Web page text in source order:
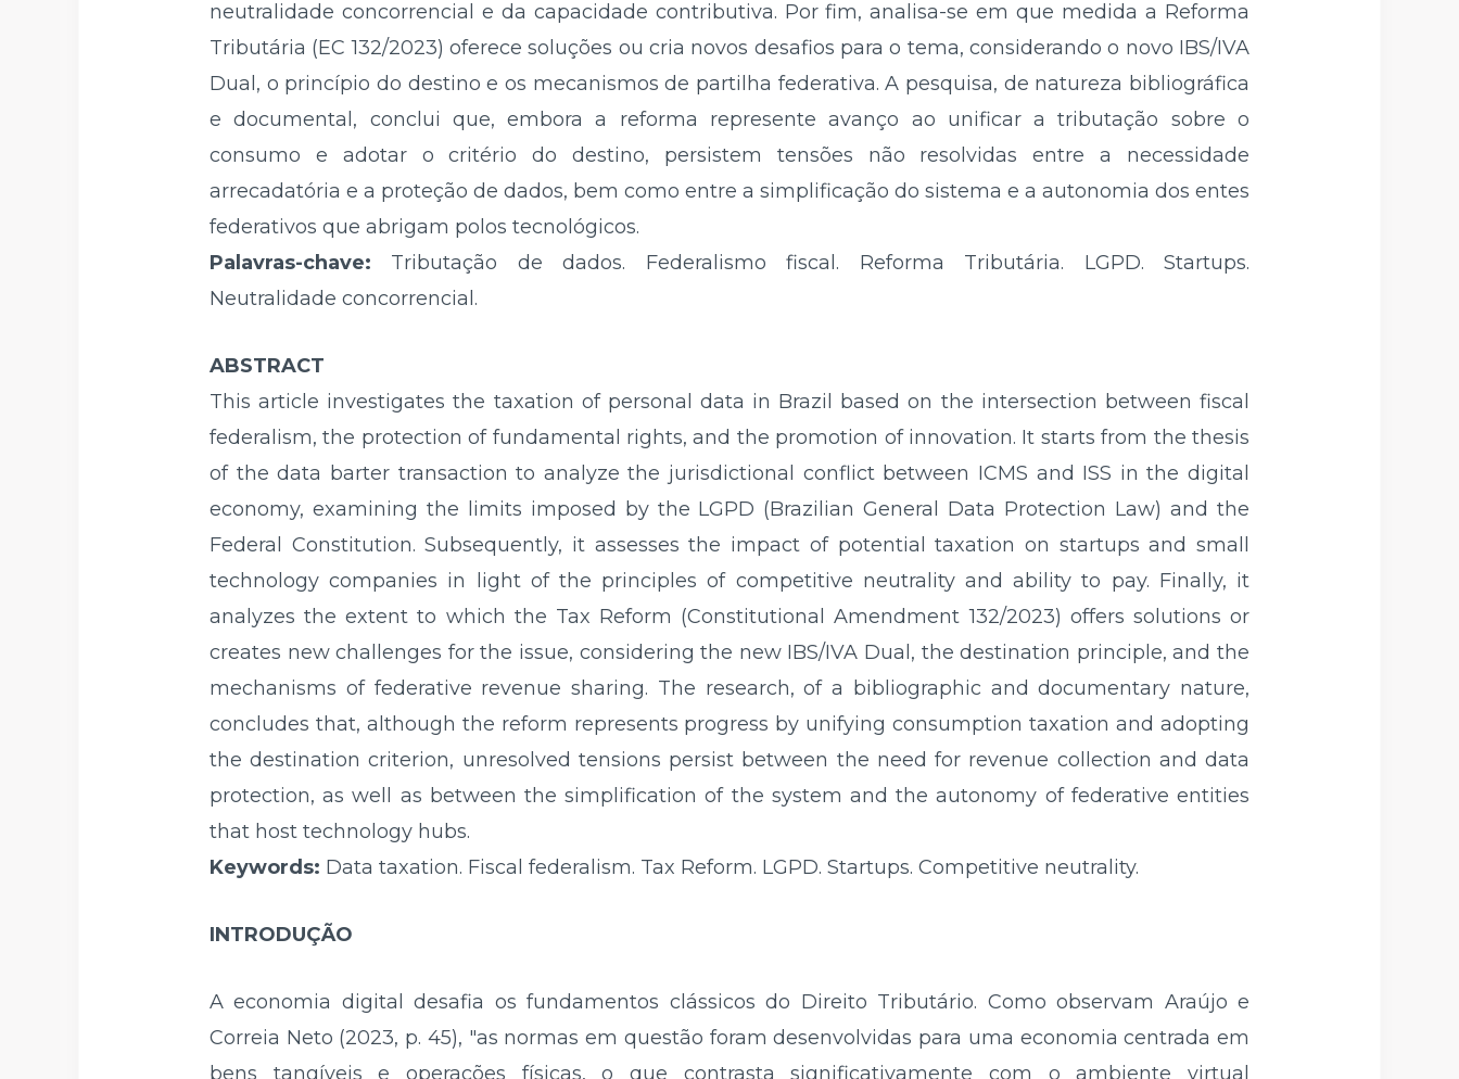
neutralidade concorrencial e da capacidade contributiva. Por fim, analisa-se em que medida a Reforma
Tributária (EC 132/2023) oferece soluções ou cria novos desafios para o tema, considerando o novo IBS/IVA
Dual, o princípio do destino e os mecanismos de partilha federativa. A pesquisa, de natureza bibliográfica
e documental, conclui que, embora a reforma represente avanço ao unificar a tributação sobre o
consumo e adotar o critério do destino, persistem tensões não resolvidas entre a necessidade
arrecadatória e a proteção de dados, bem como entre a simplificação do sistema e a autonomia dos entes
federativos que abrigam polos tecnológicos.
Palavras-chave: Tributação de dados. Federalismo fiscal. Reforma Tributária. LGPD. Startups.
Neutralidade concorrencial.
ABSTRACT
This article investigates the taxation of personal data in Brazil based on the intersection between fiscal
federalism, the protection of fundamental rights, and the promotion of innovation. It starts from the thesis
of the data barter transaction to analyze the jurisdictional conflict between ICMS and ISS in the digital
economy, examining the limits imposed by the LGPD (Brazilian General Data Protection Law) and the
Federal Constitution. Subsequently, it assesses the impact of potential taxation on startups and small
technology companies in light of the principles of competitive neutrality and ability to pay. Finally, it
analyzes the extent to which the Tax Reform (Constitutional Amendment 132/2023) offers solutions or
creates new challenges for the issue, considering the new IBS/IVA Dual, the destination principle, and the
mechanisms of federative revenue sharing. The research, of a bibliographic and documentary nature,
concludes that, although the reform represents progress by unifying consumption taxation and adopting
the destination criterion, unresolved tensions persist between the need for revenue collection and data
protection, as well as between the simplification of the system and the autonomy of federative entities
that host technology hubs.
Keywords: Data taxation. Fiscal federalism. Tax Reform. LGPD. Startups. Competitive neutrality.
INTRODUÇÃO
A economia digital desafia os fundamentos clássicos do Direito Tributário. Como observam Araújo e
Correia Neto (2023, p. 45), "as normas em questão foram desenvolvidas para uma economia centrada em
bens tangíveis e operações físicas, o que contrasta significativamente com o ambiente virtual